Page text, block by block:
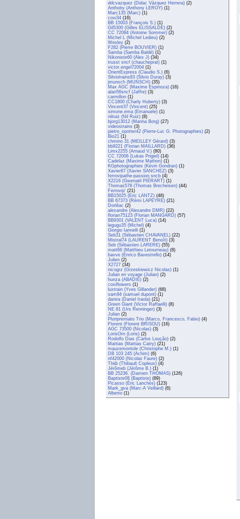
ddcvazquez (Didac Vázquez Herrera) (2)
Antholry (Anthony LEROY) (1)
Marc135 (Marc) (1)
coxi34 (16)
BB 15003 (François S.) (1)
Gil5300 (Gilles ELISSALDE) (2)
CC 72084 (Antoine Sommer) (2)
Michel L (Michel Ledieu) (2)
Wesley (2)
F282 (Pierre BOUVIER) (1)
Samba (Samba Baldé) (1)
Nikoniste60 (Alex J) (34)
trusst sncf (chaucheprat) (1)
victor.engel72004 (1)
OrientExpress (Claudio S.) (6)
Silviotrains83 (Silvio Duray) (3)
jmunsch (MUNSCH) (35)
Max AGC (Maxime Espinoza) (16)
alan56sncf (Jaffre) (3)
carmillon (1)
CC1800 (Charly Huberty) (3)
Vincent37 (Vincent) (25)
simone.ema (Emanuele) (1)
nilruiz (Nil Ruiz) (8)
bjorg13012 (Marina Borg) (27)
videostrains (3)
pietro_spotter42 (Pierre-Luc G. Photographies) (2)
Bio21 (1)
chmino 31 (MEILLEY Gérard) (3)
bb9221 (Florian MAILLARD) (36)
Limx2255 (Arnaud V.) (80)
CC 72006 (Lukas Prigiel) (14)
Cadelaz (Maxime Mathon) (1)
KGphotographies (Kévin Gondran) (1)
Xavier67 (Xavier SANCHEZ) (3)
ferrovipathe-passion sncb (4)
X2216 (Gwenaël PIÉRART) (1)
Thomas578 (Thomas Brecheisen) (44)
Ferrovip' (21)
BB15025 (Eric LANTZ) (48)
BB 67373 (Rémi LAPEYRE) (21)
Dorléac (2)
alexandre (Alexandre DMR) (22)
florian75123 (Florian MANGARD) (57)
BB9301 (VALENT Luca) (14)
legugu35 (Michel) (4)
Giorgio Iannelli (1)
Seb31 (Sébastien CHAVANEL) (22)
Mistral74 (LAURENT Benoît) (3)
Seb (Sébastien LARERE) (55)
matt66 (Matthieu Letourneau) (8)
bavve (Enrico Bavestrello) (14)
Julien (2)
X2727 (34)
nicogrz (Grzeskiewicz Nicolas) (1)
Julian en voyage (Julian) (2)
hunza (ABADIE) (2)
coxiflowers (1)
luxtrain (Yves Gillander) (68)
sam94 (samuel dupont) (1)
danira (Daniel Iraola) (21)
Green Giant (Victor Raffaelli) (8)
NE 81 (Urs Renninger) (3)
Julian (2)
Pluripremiato Trio (Marco, Francesco, Fabio) (4)
Florent (Florent BRISOU) (16)
AGC 73500 (Nicolas) (3)
LorisOrn (Loris) (2)
Rodolfo Dias (Carlos Loução) (2)
Mattias (Mattias Catry) (21)
mauzemontole (Christophe M.) (1)
DB 103 245 (Achim) (6)
nf42000 (Nicolas Faure) (2)
Thiib (Thibault Copleux) (4)
Jérômeb (Jérôme B.) (1)
BB 25236. (Damien THOMAS) (126)
Baptiste08 (Baptiste) (89)
Picasso (Éric Lanchès) (123)
Mark_gva (Marc-A Veillard) (6)
Alberto (1)